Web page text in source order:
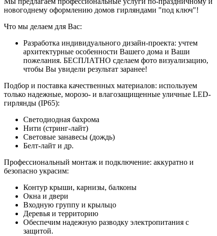
новогоднему оформлению домов гирляндами "под ключ"!
Что мы делаем для Вас:
Разработка индивидуального дизайн-проекта: учтем
архитектурные особенности Вашего дома и Ваши
пожелания. БЕСПЛАТНО сделаем фото визуализацию,
чтобы Вы увидели результат заранее!
Подбор и поставка качественных материалов: используем
только надежные, морозо- и влагозащищенные уличные LED-
гирлянды (IP65):
Светодиодная бахрома
Нити (стринг-лайт)
Световые занавесы (дождь)
Белт-лайт и др.
Профессиональный монтаж и подключение: аккуратно и
безопасно украсим:
Контур крыши, карнизы, балконы
Окна и двери
Входную группу и крыльцо
Деревья и территорию
Обеспечим надежную разводку электропитания с
защитой.